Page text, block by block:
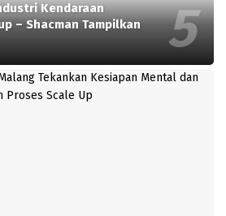
Kendaraan
– Shacman Tampilkan